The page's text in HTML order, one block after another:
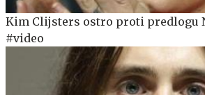
Kim Clijsters ostro proti predlogu
#video